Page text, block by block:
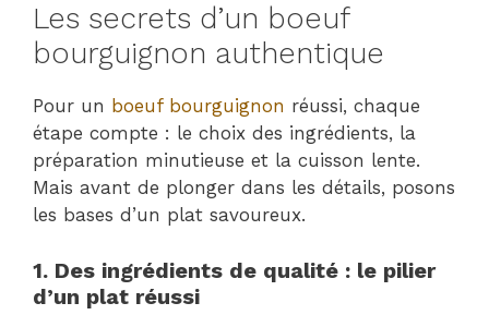
Les secrets d’un boeuf
bourguignon authentique
Pour un boeuf bourguignon réussi, chaque
étape compte : le choix des ingrédients, la
préparation minutieuse et la cuisson lente.
Mais avant de plonger dans les détails, posons
les bases d’un plat savoureux.
1. Des ingrédients de qualité : le pilier
d’un plat réussi